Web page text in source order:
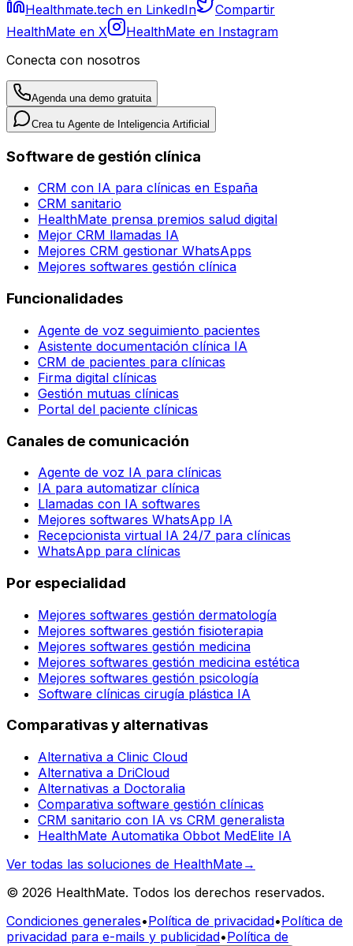
Healthmate.tech en LinkedIn
Compartir
HealthMate en X
HealthMate en Instagram
Conecta con nosotros
Agenda una demo gratuita
Crea tu Agente de Inteligencia Artificial
Software de gestión clínica
CRM con IA para clínicas en España
CRM sanitario
HealthMate prensa premios salud digital
Mejor CRM llamadas IA
Mejores CRM gestionar WhatsApps
Mejores softwares gestión clínica
Funcionalidades
Agente de voz seguimiento pacientes
Asistente documentación clínica IA
CRM de pacientes para clínicas
Firma digital clínicas
Gestión mutuas clínicas
Portal del paciente clínicas
Canales de comunicación
Agente de voz IA para clínicas
IA para automatizar clínica
Llamadas con IA softwares
Mejores softwares WhatsApp IA
Recepcionista virtual IA 24/7 para clínicas
WhatsApp para clínicas
Por especialidad
Mejores softwares gestión dermatología
Mejores softwares gestión fisioterapia
Mejores softwares gestión medicina
Mejores softwares gestión medicina estética
Mejores softwares gestión psicología
Software clínicas cirugía plástica IA
Comparativas y alternativas
Alternativa a Clinic Cloud
Alternativa a DriCloud
Alternativas a Doctoralia
Comparativa software gestión clínicas
CRM sanitario con IA vs CRM generalista
HealthMate Automatika Obbot MedElite IA
Ver todas las soluciones de HealthMate→
© 2026 HealthMate. Todos los derechos reservados.
Condiciones generales•Política de privacidad•Política de
privacidad para e-mails y publicidad•Política de